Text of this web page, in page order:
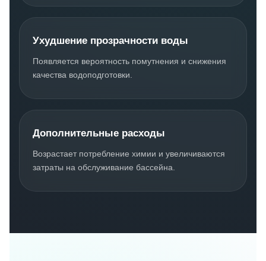
Ухудшение прозрачности воды
Появляется вероятность помутнения и снижения
качества водоподготовки.
Дополнительные расходы
Возрастает потребление химии и увеличиваются
затраты на обслуживание бассейна.